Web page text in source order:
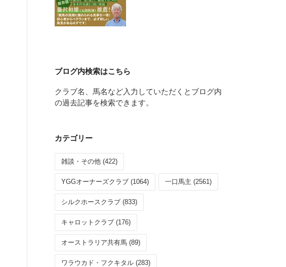
ブログ内検索はこちら
クラブ名、馬名など入力していただくとブログ内
の過去記事を検索できます。
カテゴリー
雑談・その他 (422)
YGGオーナーズクラブ (1064) 一口馬主 (2561)
シルクホースクラブ (833)
キャロットクラブ (176)
オーストラリア共有馬 (89)
ワラウカド・フクキタル (283)